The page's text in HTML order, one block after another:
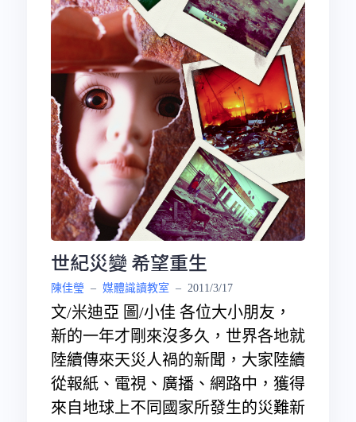
世紀災變 希望重生
陳佳瑩 – 媒體識讀教室 – 2011/3/17
文/米迪亞 圖/小佳 各位大小朋友，
新的一年才剛來沒多久，世界各地就
陸續傳來天災人禍的新聞，大家陸續
從報紙、電視、廣播、網路中，獲得
來自地球上不同國家所發生的災難新